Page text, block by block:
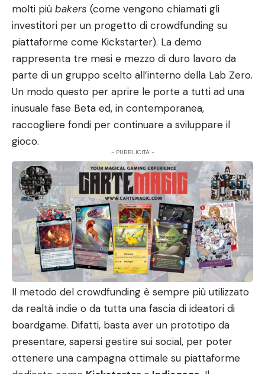
molti più bakers (come vengono chiamati gli
investitori per un progetto di crowdfunding su
piattaforme come Kickstarter). La demo
rappresenta tre mesi e mezzo di duro lavoro da
parte di un gruppo scelto all’interno della Lab Zero.
Un modo questo per aprire le porte a tutti ad una
inusuale fase Beta ed, in contemporanea,
raccogliere fondi per continuare a sviluppare il
gioco.
- PUBBLICITÀ -
Il metodo del crowdfunding è sempre più utilizzato
da realtà indie o da tutta una fascia di ideatori di
boardgame. Difatti, basta aver un prototipo da
presentare, sapersi gestire sui social, per poter
ottenere una campagna ottimale su piattaforme